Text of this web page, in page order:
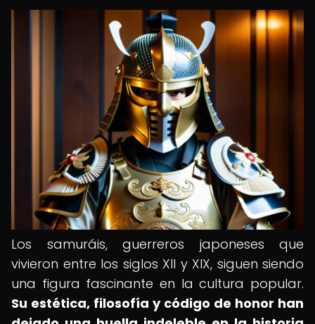
Los samuráis, guerreros japoneses que
vivieron entre los siglos XII y XIX, siguen siendo
una figura fascinante en la cultura popular.
Su estética, filosofía y código de honor han